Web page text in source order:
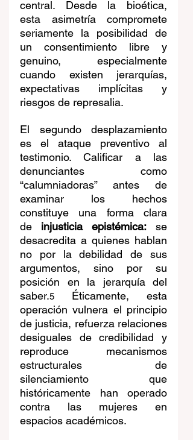
central. Desde la bioética,
esta asimetría compromete
seriamente la posibilidad de
un consentimiento libre y
genuino, especialmente
cuando existen jerarquías,
expectativas implícitas y
riesgos de represalia.
El segundo desplazamiento
es el ataque preventivo al
testimonio. Calificar a las
denunciantes como
“calumniadoras” antes de
examinar los hechos
constituye una forma clara
de injusticia epistémica: se
desacredita a quienes hablan
no por la debilidad de sus
argumentos, sino por su
posición en la jerarquía del
saber.5
Éticamente, esta
operación vulnera el principio
de justicia, refuerza relaciones
desiguales de credibilidad y
reproduce mecanismos
estructurales de
silenciamiento que
históricamente han operado
contra las mujeres en
espacios académicos.